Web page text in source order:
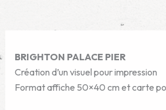
BRIGHTON PALACE PIER
Création d’un visuel pour impression
Format affiche 50×40 cm et carte